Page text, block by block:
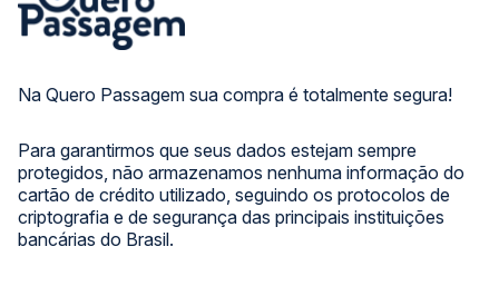
Na Quero Passagem sua compra é totalmente segura!
Para garantirmos que seus dados estejam sempre
protegidos, não armazenamos nenhuma informação do
cartão de crédito utilizado, seguindo os protocolos de
criptografia e de segurança das principais instituições
bancárias do Brasil.